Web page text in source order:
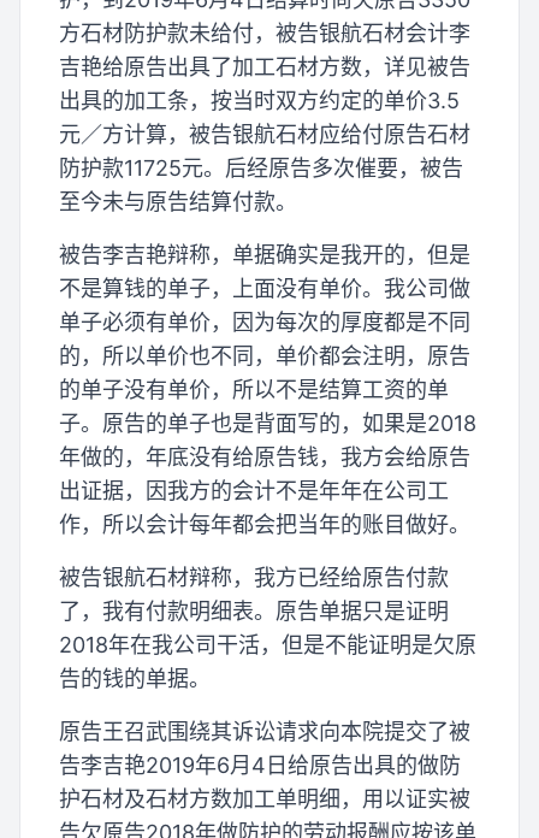
方石材防护款未给付，被告银航石材会计李
吉艳给原告出具了加工石材方数，详见被告
出具的加工条，按当时双方约定的单价3.5
元／方计算，被告银航石材应给付原告石材
防护款11725元。后经原告多次催要，被告
至今未与原告结算付款。
被告李吉艳辩称，单据确实是我开的，但是
不是算钱的单子，上面没有单价。我公司做
单子必须有单价，因为每次的厚度都是不同
的，所以单价也不同，单价都会注明，原告
的单子没有单价，所以不是结算工资的单
子。原告的单子也是背面写的，如果是2018
年做的，年底没有给原告钱，我方会给原告
出证据，因我方的会计不是年年在公司工
作，所以会计每年都会把当年的账目做好。
被告银航石材辩称，我方已经给原告付款
了，我有付款明细表。原告单据只是证明
2018年在我公司干活，但是不能证明是欠原
告的钱的单据。
原告王召武围绕其诉讼请求向本院提交了被
告李吉艳2019年6月4日给原告出具的做防
护石材及石材方数加工单明细，用以证实被
告欠原告2018年做防护的劳动报酬应按该单